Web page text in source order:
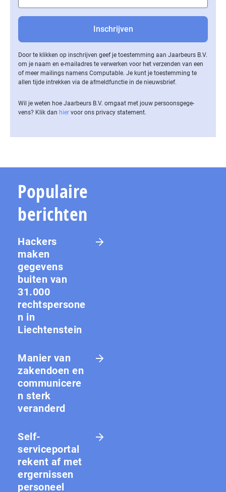
Door te klikken op inschrijven geef je toestemming aan Jaarbeurs B.V.
om je naam en e-mailadres te verwerken voor het verzenden van een
of meer mailings namens Computable. Je kunt je toestemming te
allen tijde intrekken via de af­meld­func­tie in de nieuwsbrief.
Wil je weten hoe Jaarbeurs B.V. omgaat met jouw per­soons­ge­ge­
vens? Klik dan hier voor ons privacy statement.
Populaire
berichten
Hackers
maken
gegevens
buiten van
31.000
rechtspersone
n in
Liechtenstein
Manier van
zakendoen en
communicere
n sterk
veranderd
Self-
serviceportal
rekent af met
ergernissen
personeel